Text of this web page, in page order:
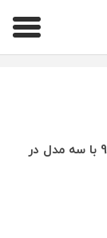
خانواده دایمنسیتی 9600 با سه مدل در